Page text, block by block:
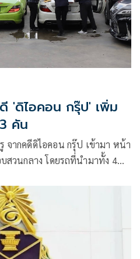
'ดิไอคอน กรุ๊ป' เพิ่ม
คัน
จากคดีดิไอคอน กรุ๊ป เข้ามา หน้า
สวนกลาง โดยรถที่นำมาทั้ง 4